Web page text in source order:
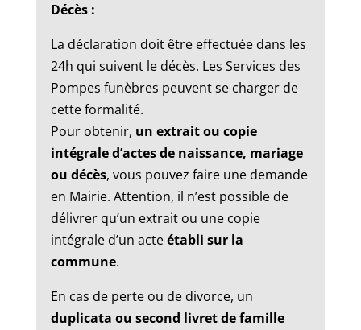
Décès :
La déclaration doit être effectuée dans les
24h qui suivent le décès. Les Services des
Pompes funèbres peuvent se charger de
cette formalité.
Pour obtenir, un extrait ou copie
intégrale d’actes de naissance, mariage
ou décès, vous pouvez faire une demande
en Mairie. Attention, il n’est possible de
délivrer qu’un extrait ou une copie
intégrale d’un acteétabli sur la
commune.
En cas de perte ou de divorce, un
duplicata ou second livret de famille